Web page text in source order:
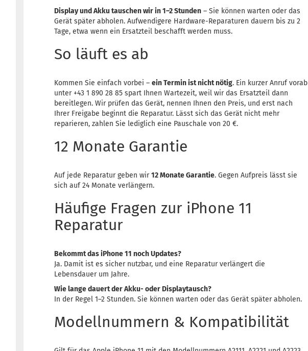
Display und Akku tauschen wir in 1–2 Stunden – Sie können warten oder das
Gerät später abholen. Aufwendigere Hardware-Reparaturen dauern bis zu 2
Tage, etwa wenn ein Ersatzteil beschafft werden muss.
So läuft es ab
Kommen Sie einfach vorbei –ein Termin ist nicht nötig. Ein kurzer Anruf vorab
unter +43 1 890 28 85 spart Ihnen Wartezeit, weil wir das Ersatzteil dann
bereitlegen. Wir prüfen das Gerät, nennen Ihnen den Preis, und erst nach
Ihrer Freigabe beginnt die Reparatur. Lässt sich das Gerät nicht mehr
reparieren, zahlen Sie lediglich eine Pauschale von 20 €.
12 Monate Garantie
Auf jede Reparatur geben wir12 Monate Garantie. Gegen Aufpreis lässt sie
sich auf 24 Monate verlängern.
Häufige Fragen zur iPhone 11
Reparatur
Bekommt das iPhone 11 noch Updates?
Ja. Damit ist es sicher nutzbar, und eine Reparatur verlängert die
Lebensdauer um Jahre.
Wie lange dauert der Akku- oder Displaytausch?
In der Regel 1–2 Stunden. Sie können warten oder das Gerät später abholen.
Modellnummern & Kompatibilität